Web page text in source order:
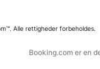
Alle rettigheder forbeholdes.
Booking.com er en